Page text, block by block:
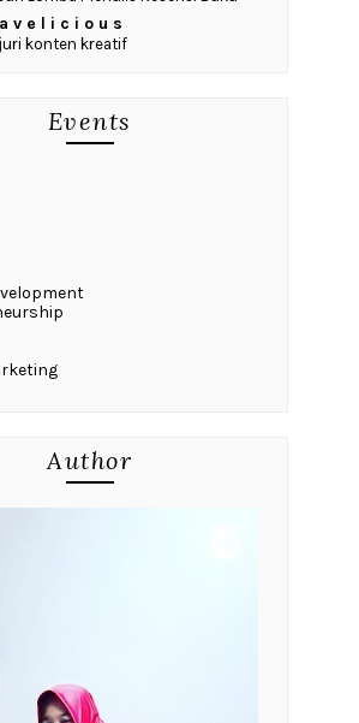
v e l i c i o u s
konten kreatif
Events
Author